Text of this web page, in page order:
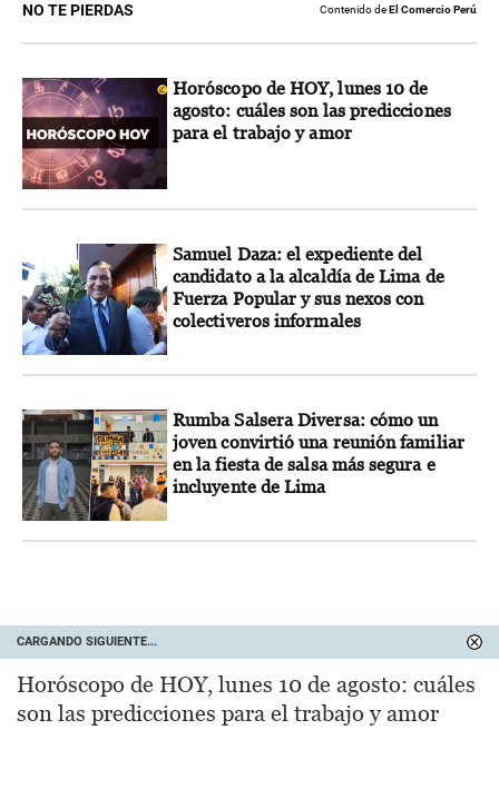
NO TE PIERDAS Contenido deEl Comercio Perú
Horóscopo de HOY, lunes 10 de
agosto: cuáles son las predicciones
para el trabajo y amor
Samuel Daza: el expediente del
candidato a la alcaldía de Lima de
Fuerza Popular y sus nexos con
colectiveros informales
Rumba Salsera Diversa: cómo un
joven convirtió una reunión familiar
en la fiesta de salsa más segura e
incluyente de Lima
CARGANDO SIGUIENTE...
Horóscopo de HOY, lunes 10 de agosto: cuáles
son las predicciones para el trabajo y amor